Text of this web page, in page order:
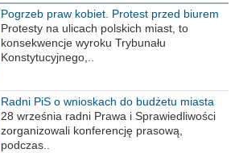
Pogrzeb praw kobiet. Protest przed biurem
poselskim PiS
Protesty na ulicach polskich miast, to
konsekwencje wyroku Trybunału
Konstytucyjnego,..
Radni PiS o wnioskach do budżetu miasta
na 2021 rok
28 września radni Prawa i Sprawiedliwości
zorganizowali konferencję prasową,
podczas..